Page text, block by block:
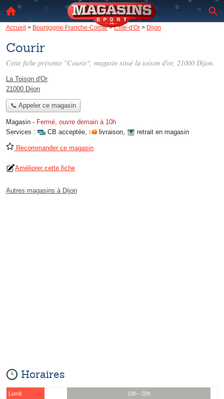
Accueil > Bourgogne-Franche-Comté>Côte-d'Or > Dijon
Courir
Cette fiche présente "Courir", magasin situé la toison d'or, 21000 Dijon.
La Toison d'Or
21000 Dijon
📞 Appeler ce magasin
Magasin - Fermé, ouvre demain à 10h
Services :
CB acceptée, livraison, retrait en magasin
Recommander ce magasin
Améliorer cette fiche
Autres magasins à Dijon
Horaires
Lundi
10h - 20h